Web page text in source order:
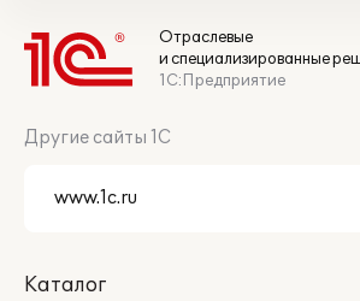
Отраслевые
и специализированные
1С:Предприятие
Другие сайты 1С
Каталог